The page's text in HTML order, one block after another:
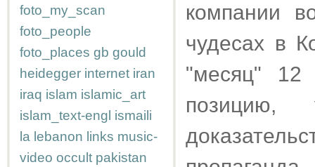
foto_my_scan
foto_people
foto_places gb gould
heidegger internet iran
iraq islam islamic_art
islam_text-engl ismaili
la lebanon links music-
video occult pakistan
компании
чудесах в
"месяц" 12
позицию,